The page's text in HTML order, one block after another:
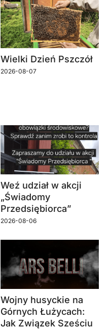
Wielki Dzień Pszczół
2026-08-07
Weź udział w akcji
„Świadomy
Przedsiębiorca”
2026-08-06
Wojny husyckie na
Górnych Łużycach:
Jak Związek Sześciu